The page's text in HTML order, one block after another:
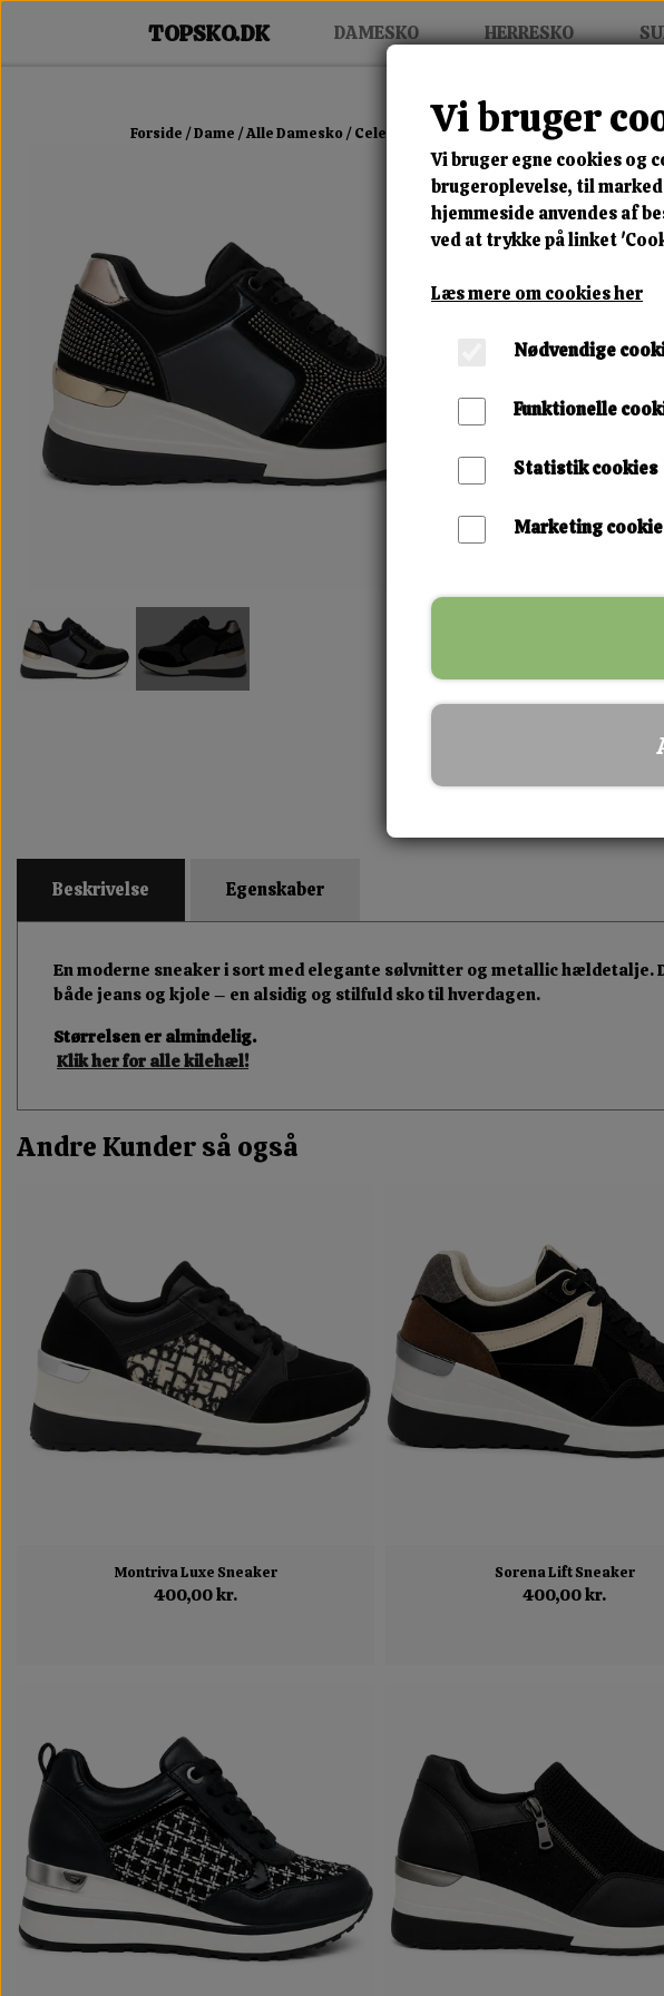
DAMESKO HERRESKO
Forside Dame Alle Damesko
Celestra Lift Sneaker
372,00 kr.
Størrelse
✅ Dansk webshop
✅ Fysisk butik i
Beskrivelse Egenskaber
En moderne sneaker i sort med elegante sølvnitter og metallic
både jeans og kjole – en alsidig og stilfuld sko til hverdagen.
Størrelsen er almindelig.
Klik her for alle kilehæl!
Andre Kunder så også
Montriva Luxe Sneaker
400,00 kr.
Sorena Lift Sneaker
400,00 kr.
Vi bruger
Vi bruger egne cookies og
brugeroplevelse, til
hjemmeside anvendes af
ved at trykke på linket
Læs mere om cookies her
Nødvendige
Funktionelle
Statistik cookies
Marketing